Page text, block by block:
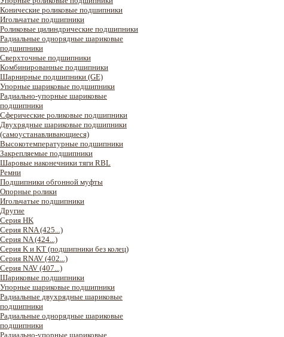
Конические роликовые подшипники
Игольчатые подшипники
Роликовые цилиндрические подшипники
Радиальные однорядные шариковые
подшипники
Сверхточные подшипники
Комбинированные подшипники
Шарнирные подшипники (GE)
Упорные шариковые подшипники
Радиально-упорные шариковые
подшипники
Сферические роликовые подшипники
Двухрядные шариковые подшипники
(самоустанавливающиеся)
Высокотемпературные подшипники
Закрепляемые подшипники
Шаровые наконечники тяги RBL
Ремни
Подшипники обгонной муфты
Опорные ролики
Игольчатые подшипники
Другие
Серия HK
Серия RNA (425...)
Серия NA (424...)
Серия K и KT (подшипники без колец)
Серия RNAV (402...)
Серия NAV (407...)
Шариковые подшипники
Упорные шариковые подшипники
Радиальные двухрядные шариковые
подшипники
Радиальные однорядные шариковые
подшипники
Радиально-упорные шариковые